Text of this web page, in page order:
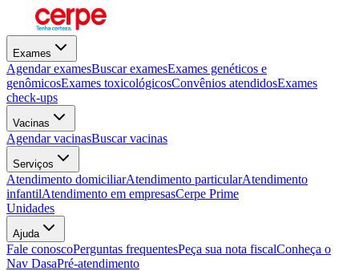
Exames
Agendar examesBuscar examesExames genéticos e
genômicosExames toxicológicosConvênios atendidosExames
check-ups
Vacinas
Agendar vacinasBuscar vacinas
Serviços
Atendimento domiciliarAtendimento particularAtendimento
infantilAtendimento em empresasCerpe Prime
Unidades
Ajuda
Fale conoscoPerguntas frequentesPeça sua nota fiscalConheça o
Nav DasaPré-atendimento